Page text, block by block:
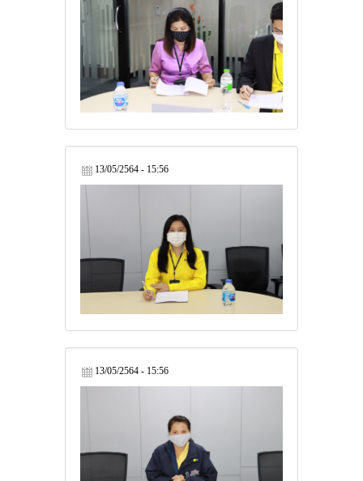
13/05/2564 - 15:56
13/05/2564 - 15:56